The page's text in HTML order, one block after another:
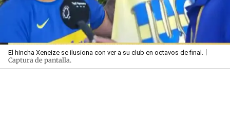
El hincha Xeneize se ilusiona con ver a su club en octavos de final.
Captura de pantalla.